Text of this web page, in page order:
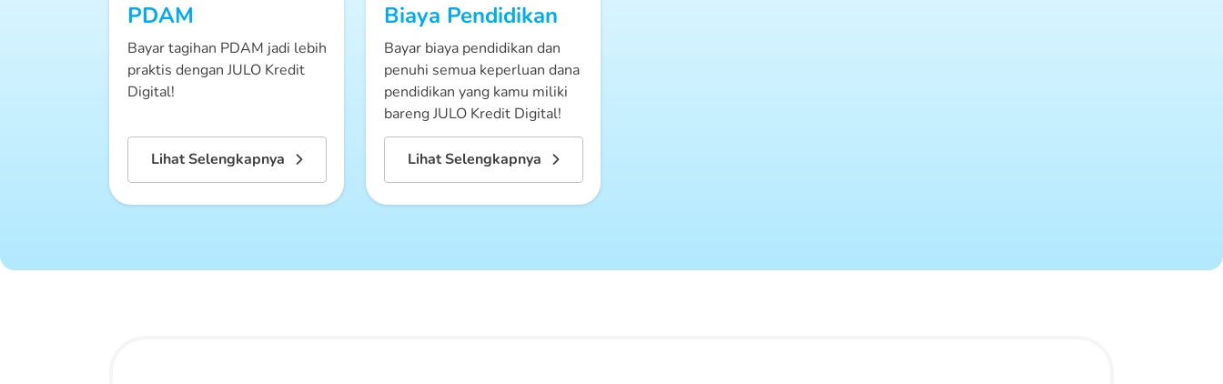
PDAM
Bayar tagihan PDAM jadi lebih
praktis dengan JULO Kredit
Digital!
Lihat Selengkapnya
Biaya Pendidikan
Bayar biaya pendidikan dan
penuhi semua keperluan dana
pendidikan yang kamu miliki
bareng JULO Kredit Digital!
Lihat Selengkapnya